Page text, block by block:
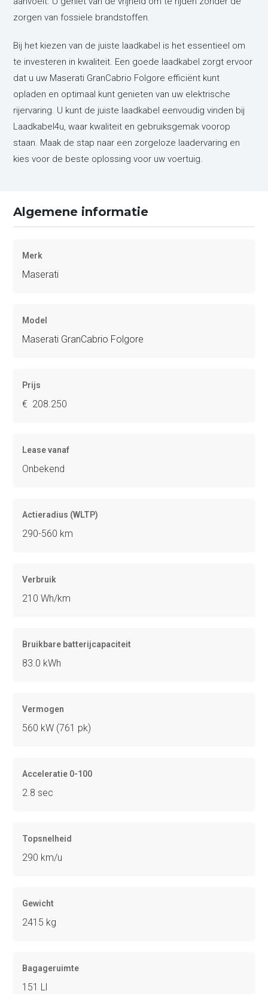
zorgen van fossiele brandstoffen.
Bij het kiezen van de juiste laadkabel is het essentieel om
te investeren in kwaliteit. Een goede laadkabel zorgt ervoor
dat u uw Maserati GranCabrio Folgore efficiënt kunt
opladen en optimaal kunt genieten van uw elektrische
rijervaring. U kunt de juiste laadkabel eenvoudig vinden bij
Laadkabel4u, waar kwaliteit en gebruiksgemak voorop
staan. Maak de stap naar een zorgeloze laadervaring en
kies voor de beste oplossing voor uw voertuig.
Algemene informatie
Merk
Maserati
Model
Maserati GranCabrio Folgore
Prijs
€ 208.250
Lease vanaf
Onbekend
Actieradius (WLTP)
290-560 km
Verbruik
210 Wh/km
Bruikbare batterijcapaciteit
83.0 kWh
Vermogen
560 kW (761 pk)
Acceleratie 0-100
2.8 sec
Topsnelheid
290 km/u
Gewicht
2415 kg
Bagageruimte
151 Ll